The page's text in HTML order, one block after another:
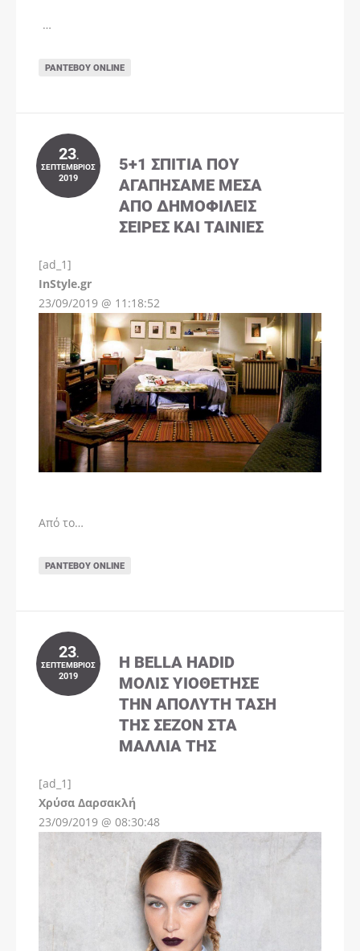
…
ΡΑΝΤΕΒΟΎ ONLINE
23.
ΣΕΠΤΈΜΒΡΙΟΣ
2019
5+1 ΣΠΊΤΙΑ ΠΟΥ
ΑΓΑΠΉΣΑΜΕ ΜΈΣΑ
ΑΠΌ ΔΗΜΟΦΙΛΕΊΣ
ΣΕΙΡΈΣ ΚΑΙ ΤΑΙΝΊΕΣ
[ad_1]
InStyle.gr
23/09/2019 @ 11:18:52
Από το…
ΡΑΝΤΕΒΟΎ ONLINE
23.
ΣΕΠΤΈΜΒΡΙΟΣ
2019
Η BELLA HADID
ΜΌΛΙΣ ΥΙΟΘΈΤΗΣΕ
ΤΗΝ ΑΠΌΛΥΤΗ ΤΆΣΗ
ΤΗΣ ΣΕΖΌΝ ΣΤΑ
ΜΑΛΛΙΆ ΤΗΣ
[ad_1]
Χρύσα Δαρσακλή
23/09/2019 @ 08:30:48